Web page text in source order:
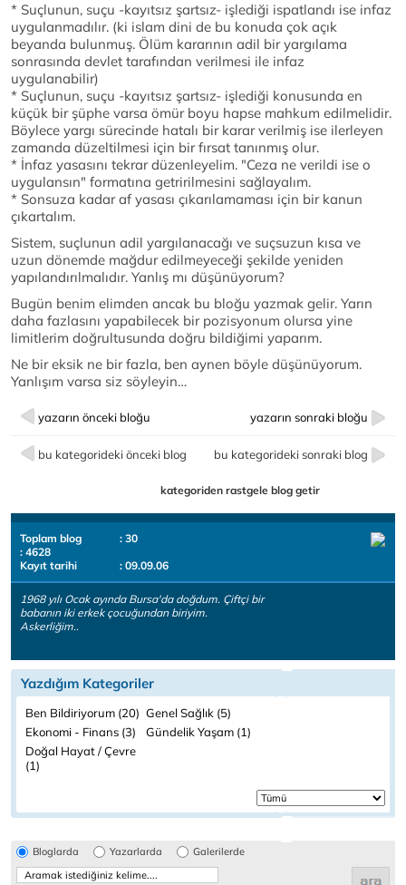
* Suçlunun, suçu -kayıtsız şartsız- işlediği ispatlandı ise infaz
uygulanmadılır. (ki islam dini de bu konuda çok açık
beyanda bulunmuş. Ölüm kararının adil bir yargılama
sonrasında devlet tarafından verilmesi ile infaz
uygulanabilir)
* Suçlunun, suçu -kayıtsız şartsız- işlediği konusunda en
küçük bir şüphe varsa ömür boyu hapse mahkum edilmelidir.
Böylece yargı sürecinde hatalı bir karar verilmiş ise ilerleyen
zamanda düzeltilmesi için bir fırsat tanınmış olur.
* İnfaz yasasını tekrar düzenleyelim. "Ceza ne verildi ise o
uygulansın" formatına getririlmesini sağlayalım.
* Sonsuza kadar af yasası çıkarılamaması için bir kanun
çıkartalım.
Sistem, suçlunun adil yargılanacağı ve suçsuzun kısa ve
uzun dönemde mağdur edilmeyeceği şekilde yeniden
yapılandırılmalıdır. Yanlış mı düşünüyorum?
Bugün benim elimden ancak bu bloğu yazmak gelir. Yarın
daha fazlasını yapabilecek bir pozisyonum olursa yine
limitlerim doğrultusunda doğru bildiğimi yaparım.
Ne bir eksik ne bir fazla, ben aynen böyle düşünüyorum.
Yanlışım varsa siz söyleyin…
yazarın önceki bloğu yazarın sonraki bloğu
bu kategorideki önceki blog bu kategorideki sonraki blog
kategoriden rastgele blog getir
Toplam blog
: 30
: 4628
Kayıt tarihi
: 09.09.06
1968 yılı Ocak ayında Bursa'da doğdum. Çiftçi bir
babanın iki erkek çocuğundan biriyim.
Askerliğim..
Yazdığım Kategoriler
Ben Bildiriyorum (20) Genel Sağlık (5)
Ekonomi - Finans (3)
Gündelik Yaşam (1)
Doğal Hayat / Çevre
(1)
Bloglarda Yazarlarda Galerilerde